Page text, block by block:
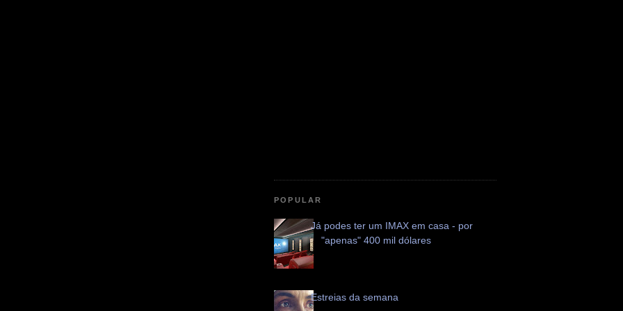
POPULAR
Já podes ter um IMAX em casa - por
"apenas" 400 mil dólares
Estreias da semana